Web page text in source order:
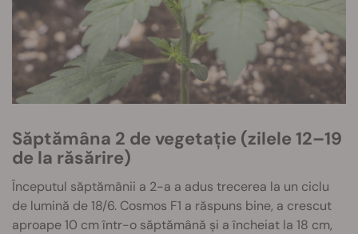
Săptămâna 2 de vegetație (zilele 12–19
de la răsărire)
Începutul săptămânii a 2-a a adus trecerea la un ciclu
de lumină de 18/6. Cosmos F1 a răspuns bine, a crescut
aproape 10 cm într-o săptămână și a încheiat la 18 cm,